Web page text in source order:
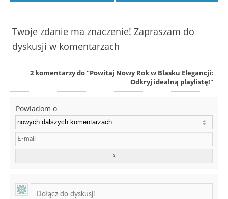
Twoje zdanie ma znaczenie! Zapraszam do
dyskusji w komentarzach
2 komentarzy do "Powitaj Nowy Rok w Blasku Elegancji:
Odkryj idealną playlistę!"
Powiadom o